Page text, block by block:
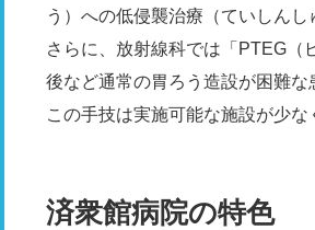
う）への低侵襲治療（ていしん
さらに、放射線科では「PTEG（
後など通常の胃ろう造設が困難
この手技は実施可能な施設が少
済衆館病院の特色